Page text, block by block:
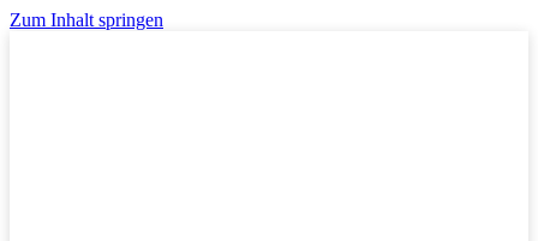
Zum Inhalt springen